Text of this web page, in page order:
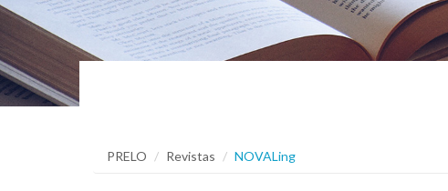
PRELO Revistas NOVALing